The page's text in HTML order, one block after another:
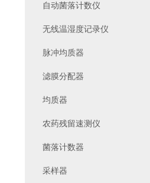
自动菌落计数仪
无线温湿度记录仪
脉冲均质器
滤膜分配器
均质器
农药残留速测仪
菌落计数器
采样器